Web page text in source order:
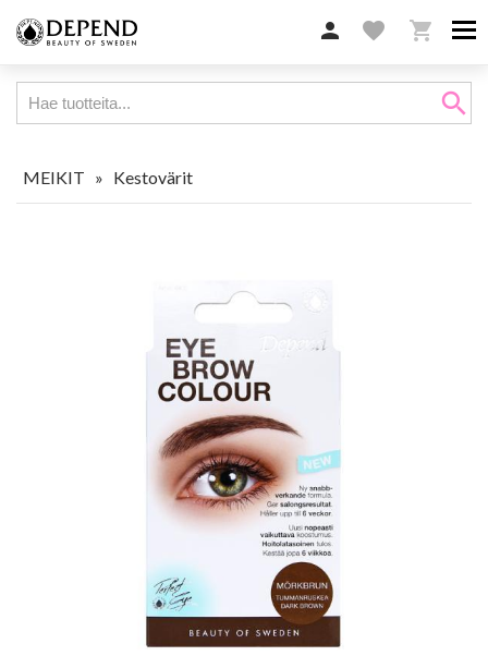
 favorite 
search
MEIKIT » Kestovärit